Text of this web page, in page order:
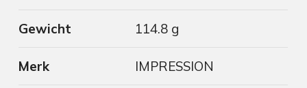
Gewicht 114.8 g
Merk IMPRESSION